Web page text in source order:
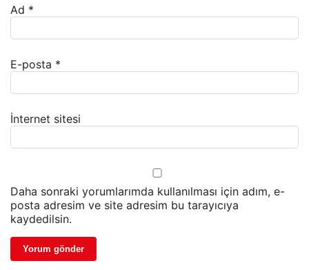
Ad *
E-posta *
İnternet sitesi
Daha sonraki yorumlarımda kullanılması için adım, e-
posta adresim ve site adresim bu tarayıcıya
kaydedilsin.